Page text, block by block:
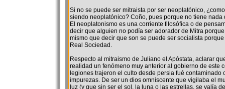
Si no se puede ser mitraista por ser neoplatónico,
siendo neoplatónico? Coño, pues porque no tiene nada
El neoplatonismo es una corriente filosófica o de
decir que alguien no podía ser adorador de Mitra
mismo que decir que son se puede ser socialista
Real Sociedad.
Respecto al mitraismo de Juliano el Apóstata, aclarar
realidad un fenómeno muy anterior al gobierno de este
legiones trajeron el culto desde persia fué contaminado
impurezas. De ser un dios omniscente que vigilaba el
luz (y que sin ser el sol, la luna o las estrellas, se valía